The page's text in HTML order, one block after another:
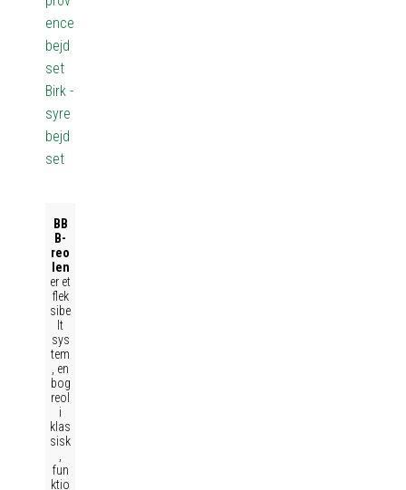
ence
bejd
set
Birk -
syre
bejd
set
BB
B-
reo
len
er et
flek
sibe
lt
sys
tem
, en
bog
reol
i
klas
sisk
fun
ktio